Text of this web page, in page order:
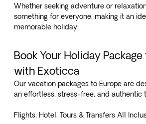
Whether seeking adventure or
something for everyone, making it an
memorable holiday.
Book Your Holiday
with Exoticca
Our vacation packages to Europe are
an effortless, stress-free, and authentic
Flights, Hotel, Tours & Transfers All